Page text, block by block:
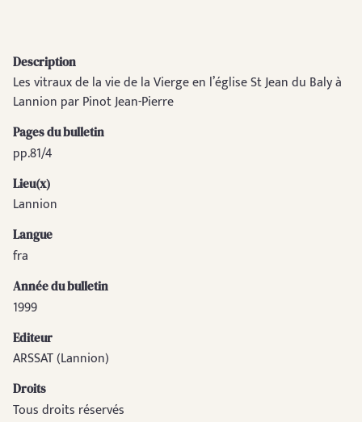
Description
Les vitraux de la vie de la Vierge en l’église St Jean du Baly à
Lannion par Pinot Jean-Pierre
Pages du bulletin
pp.81/4
Lieu(x)
Lannion
Langue
fra
Année du bulletin
1999
Editeur
ARSSAT (Lannion)
Droits
Tous droits réservés